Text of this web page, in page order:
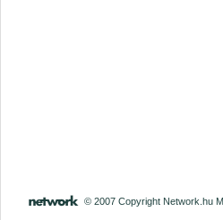
© 2007 Copyright Network.hu